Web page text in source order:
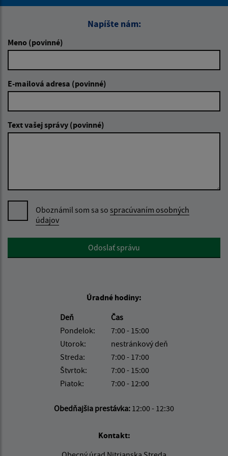
Napíšte nám:
Meno (povinné)
E-mailová adresa (povinné)
Text vašej správy (povinné)
Oboznámil som sa so spracúvaním osobných
údajov
Google reCaptcha ResponseOdoslať správu
Úradné hodiny:
Deň
Čas
Pondelok:
7:00 - 15:00
Utorok:
nestránkový deň
Streda:
7:00 - 17:00
Štvrtok:
7:00 - 15:00
Piatok:
7:00 - 12:00
Obedňajšia prestávka: 12:00 - 12:30
Kontakt: